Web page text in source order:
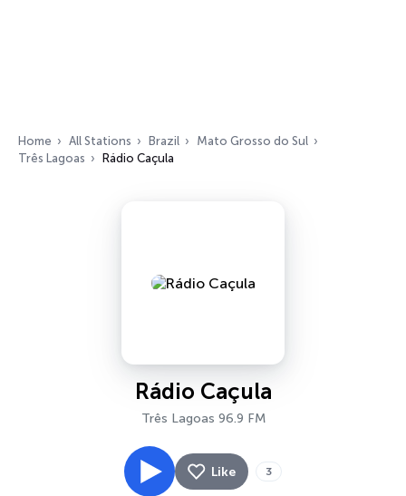
Home All Stations Brazil
Mato Grosso do Sul
Três Lagoas
Rádio Caçula
Rádio Caçula
Três Lagoas 96.9 FM
Like 3